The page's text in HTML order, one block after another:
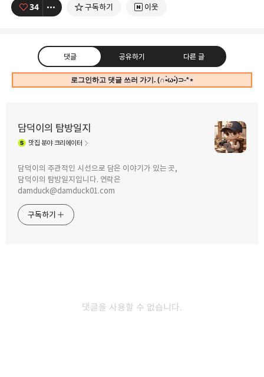
34 구독하기 이웃
댓글 공유하기 다른 글
로그인하고 댓글 쓰러 가기. (∩•̀ω•́)⊃-*⋆
담덕이의 탐방일지
맛집 분야 크리에이터
담덕이의 주관적인 시선으로 담은 이야기가 있는 곳,
담덕이의 탐방일지입니다. 연락은
damduck@damduck01.com
구독하기
댓글을 사용할 수 없습니다.
트위터
카카오스토리
[구리 맛집] 기숙사 간 아들과 오랜만의
나들이! 구리전통시장 '줄줄이호떡' 치즈
&꿀 버블 호떡 후기
2026.05.24